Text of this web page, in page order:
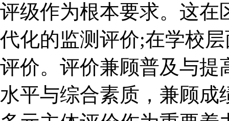
评级作为根本要求。这在
代化的监测评价;在学校
评价。评价兼顾普及与提
水平与综合素质，兼顾成